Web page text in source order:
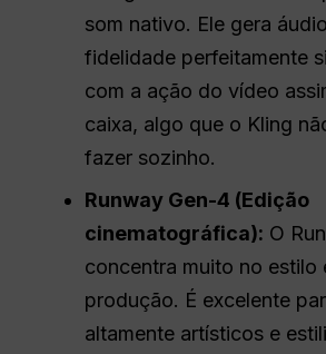
som nativo. Ele gera
fidelidade perfeitamente
com a ação do vídeo
caixa, algo que o Kling
fazer sozinho.
Runway Gen-4 (Edição
cinematográfica): O
concentra muito no estilo
produção. É excelente
altamente artísticos e